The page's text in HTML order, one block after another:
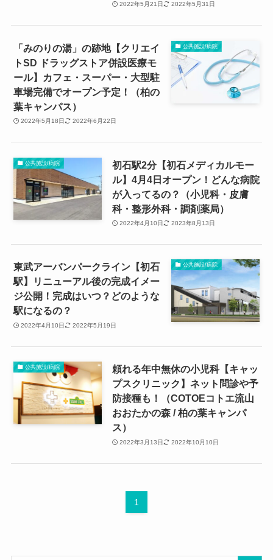
2022年5月21日 2022年5月31日
公共施設/病院
「みのりの湯」の跡地【クリエイ
トSD ドラッグストア併設医療モ
ール】カフェ・スーパー・大型駐
車場完備でオープン予定！（柏の
葉キャンパス）
2022年5月18日 2022年6月22日
公共施設/病院
初石駅2分【初石メディカルモー
ル】4月4日オープン！どんな病院
が入ってるの？（小児科・皮膚
科・整形外科・調剤薬局）
2022年4月10日 2023年8月13日
公共施設/病院
東武アーバンパークライン【初石
駅】リニューアル後の完成イメー
ジ公開！完成はいつ？どのような
駅になるの？
2022年4月10日 2022年5月19日
公共施設/病院
頼れる年中無休の小児科【キャッ
プスクリニック】ネット問診や予
防接種も！（COTOEコトエ流山
おおたかの森 / 柏の葉キャンパ
ス）
2022年3月13日 2022年10月10日
1